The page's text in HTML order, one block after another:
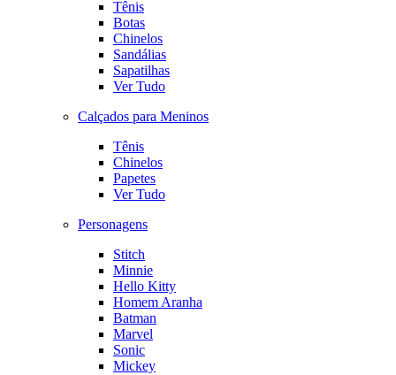
Tênis
Botas
Chinelos
Sandálias
Sapatilhas
Ver Tudo
Calçados para Meninos
Tênis
Chinelos
Papetes
Ver Tudo
Personagens
Stitch
Minnie
Hello Kitty
Homem Aranha
Batman
Marvel
Sonic
Mickey